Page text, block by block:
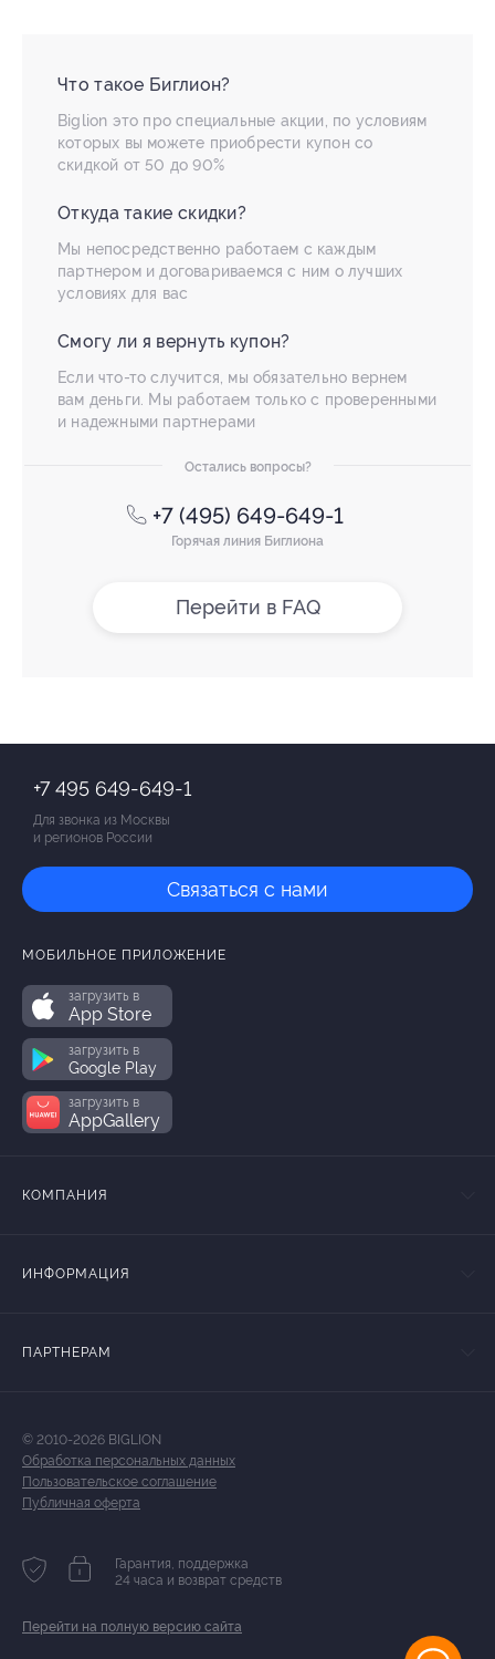
Что такое Биглион?
Biglion это про специальные акции, по условиям
которых вы можете приобрести купон со
скидкой от 50 до 90%
Откуда такие скидки?
Мы непосредственно работаем с каждым
партнером и договариваемся с ним о лучших
условиях для вас
Смогу ли я вернуть купон?
Если что-то случится, мы обязательно вернем
вам деньги. Мы работаем только с проверенными
и надежными партнерами
Остались вопросы?
+7 (495) 649-649-1
Горячая линия Биглиона
Перейти в FAQ
+7 495 649-649-1
Для звонка из Москвы
и регионов России
Связаться с нами
МОБИЛЬНОЕ ПРИЛОЖЕНИЕ
загрузить в
App Store
загрузить в
Google Play
загрузить в
AppGallery
КОМПАНИЯ
ИНФОРМАЦИЯ
ПАРТНЕРАМ
© 2010-2026 BIGLION
Обработка персональных данных
Пользовательское соглашение
Публичная оферта
Гарантия, поддержка
24 часа и возврат средств
Перейти на полную версию сайта